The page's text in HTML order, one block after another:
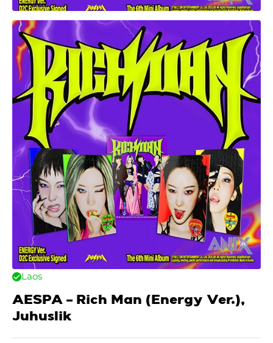
Laos
AESPA – Rich Man (Energy Ver.),
Juhuslik